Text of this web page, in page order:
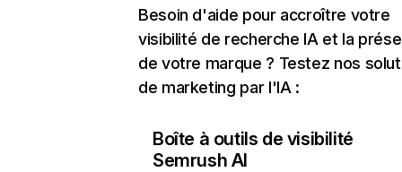
Besoin d'aide pour accroître votre
visibilité de recherche IA et la
de votre marque ? Testez nos
de marketing par l'IA :
Boîte à outils de visibilité
Semrush AI